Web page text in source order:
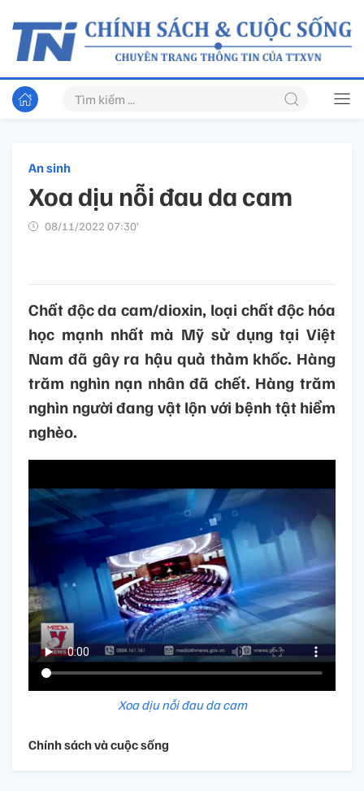
An sinh
Xoa dịu nỗi đau da cam
08/11/2022 07:30’
Chất độc da cam/dioxin, loại chất độc hóa
học mạnh nhất mà Mỹ sử dụng tại Việt
Nam đã gây ra hậu quả thảm khốc. Hàng
trăm nghìn nạn nhân đã chết. Hàng trăm
nghìn người đang vật lộn với bệnh tật hiểm
nghèo.
Xoa dịu nỗi đau da cam
Chính sách và cuộc sống